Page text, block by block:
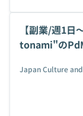
【副業/週1
tonami"の
Japan Culture